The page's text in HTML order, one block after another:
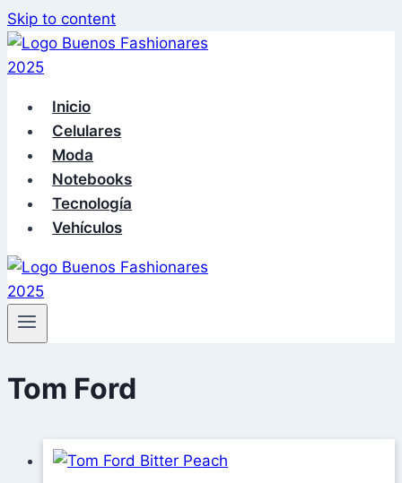
Skip to content
Inicio
Celulares
Moda
Notebooks
Tecnología
Vehículos
Tom Ford